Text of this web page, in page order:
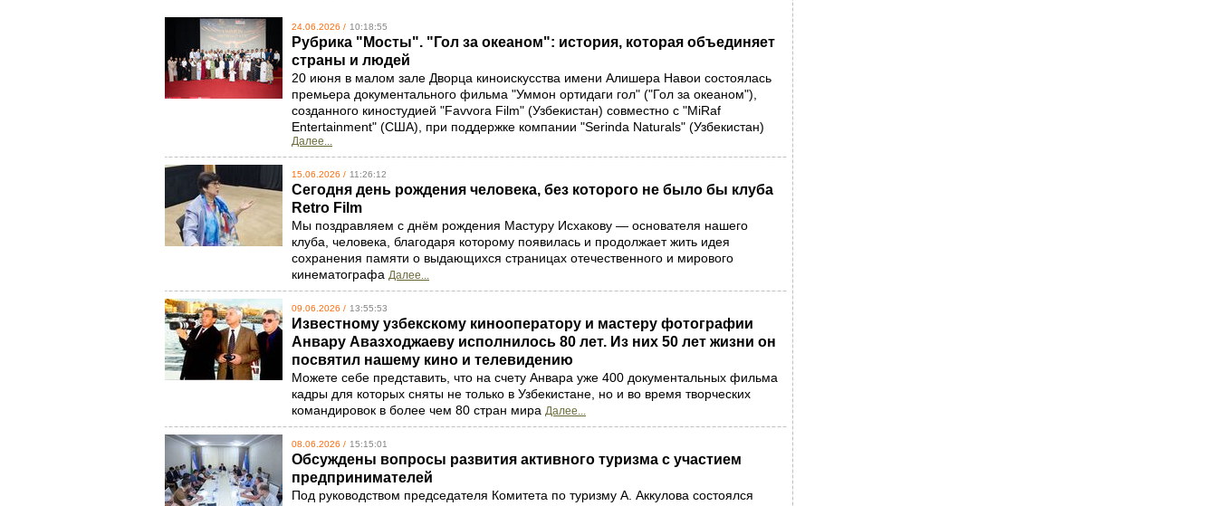
24.06.2026 / 10:18:55
Рубрика "Мосты". "Гол за океаном": история, которая объединяет
страны и людей
20 июня в малом зале Дворца киноискусства имени Алишера Навои состоялась
премьера документального фильма "Уммон ортидаги гол" ("Гол за океаном"),
созданного киностудией "Favvora Film" (Узбекистан) совместно с "MiRaf
Entertainment" (США), при поддержке компании "Serinda Naturals" (Узбекистан)
Далее...
15.06.2026 / 11:26:12
Сегодня день рождения человека, без которого не было бы клуба
Retro Film
Мы поздравляем с днём рождения Мастуру Исхакову — основателя нашего
клуба, человека, благодаря которому появилась и продолжает жить идея
сохранения памяти о выдающихся страницах отечественного и мирового
кинематографа Далее...
09.06.2026 / 13:55:53
Известному узбекскому кинооператору и мастеру фотографии
Анвару Авазходжаеву исполнилось 80 лет. Из них 50 лет жизни он
посвятил нашему кино и телевидению
Можете себе представить, что на счету Анвара уже 400 документальных фильма
кадры для которых сняты не только в Узбекистане, но и во время творческих
командировок в более чем 80 стран мира Далее...
08.06.2026 / 15:15:01
Обсуждены вопросы развития активного туризма с участием
предпринимателей
Под руководством председателя Комитета по туризму А. Аккулова состоялся